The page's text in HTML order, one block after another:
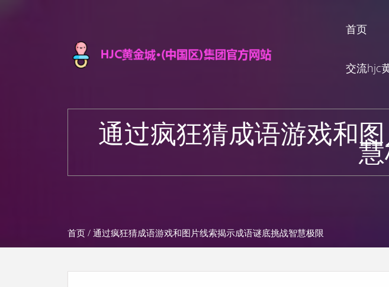
首页
交流hjc
通过疯狂猜成语游戏和
首页 / 通过疯狂猜成语游戏和图片线索揭示成语谜底挑战智慧极限